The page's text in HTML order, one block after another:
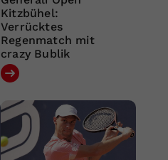
Kitzbühel:
Verrücktes
Regenmatch mit
crazy Bublik